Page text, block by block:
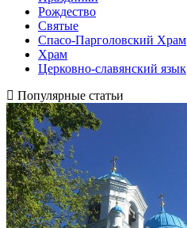
Рождество
Святые
Спасо-Парголовский Храм
Храм
Церковно-славянский язык
Популярные статьи